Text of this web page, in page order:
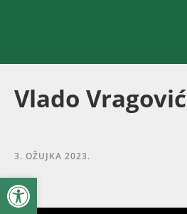
Open toolbar
Vlado Vragović
3. OŽUJKA 2023.